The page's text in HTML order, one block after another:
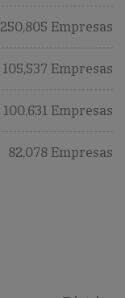
250,805 Empresas
105,537 Empresas
100,631 Empresas
82,078 Empresas